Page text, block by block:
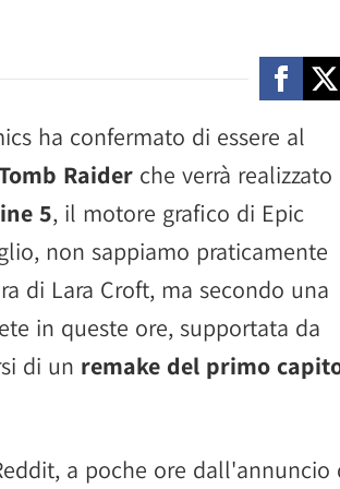
ha confermato di essere al
Raider che verrà realizzato
5, il motore grafico di Epic
non sappiamo praticamente
di Lara Croft, ma secondo una
in queste ore, supportata da
di un remake del primo
a poche ore dall'annuncio